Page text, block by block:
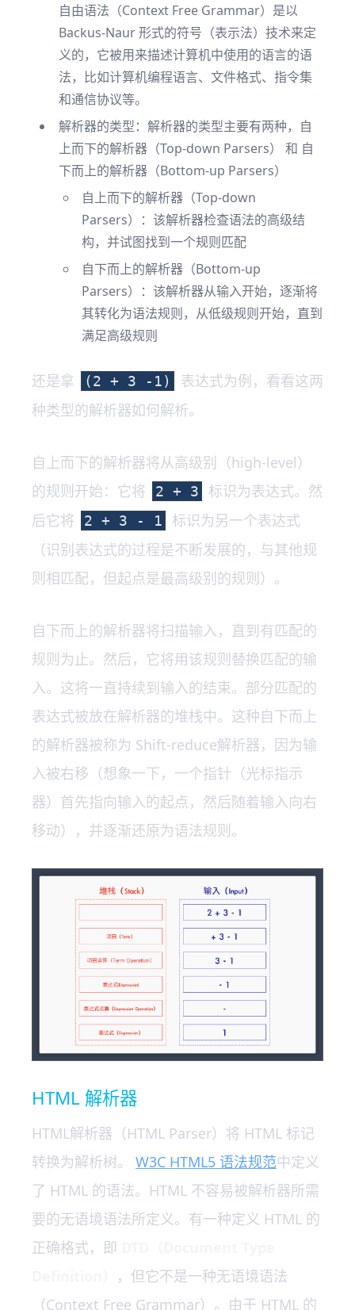
自由语法（Context Free Grammar）是以
Backus-Naur 形式的符号（表示法）技术来定
义的，它被用来描述计算机中使用的语言的语
法，比如计算机编程语言、文件格式、指令集
和通信协议等。
解析器的类型：解析器的类型主要有两种，自
上而下的解析器（Top-down Parsers） 和 自
下而上的解析器（Bottom-up Parsers）
自上而下的解析器（Top-down
Parsers）：该解析器检查语法的高级结
构，并试图找到一个规则匹配
自下而上的解析器（Bottom-up
Parsers）：该解析器从输入开始，逐渐将
其转化为语法规则，从低级规则开始，直到
满足高级规则
还是拿 (2 + 3 -1)
表达式为例，看看这两
种类型的解析器如何解析。
自上而下的解析器将从高级别（high-level）
的规则开始：它将
2 + 3
标识为表达式。然
后它将
2 + 3 - 1
标识为另一个表达式
（识别表达式的过程是不断发展的，与其他规
则相匹配，但起点是最高级别的规则）。
自下而上的解析器将扫描输入，直到有匹配的
规则为止。然后，它将用该规则替换匹配的输
入。这将一直持续到输入的结束。部分匹配的
表达式被放在解析器的堆栈中。这种自下而上
的解析器被称为 Shift-reduce解析器，因为输
入被右移（想象一下，一个指针（光标指示
器）首先指向输入的起点，然后随着输入向右
移动），并逐渐还原为语法规则。
HTML 解析器
HTML解析器（HTML Parser）将 HTML 标记
转换为解析树。 W3C HTML5 语法规范中定义
了 HTML 的语法。HTML 不容易被解析器所需
要的无语境语法所定义。有一种定义 HTML 的
正确格式，即
，但它不是一种无语境语法
（Context Free Grammar）。由于 HTML 的